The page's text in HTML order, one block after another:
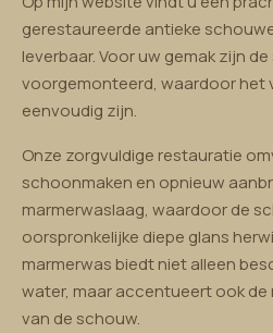
gerestaureerde antieke
leverbaar. Voor uw gemak zijn
voorgemonteerd, waardoor het
eenvoudig zijn.
Onze zorgvuldige restauratie
schoonmaken en opnieuw
marmerwaslaag, waardoor de
oorspronkelijke diepe glans
marmerwas biedt niet alleen
water, maar accentueert ook
van de schouw.